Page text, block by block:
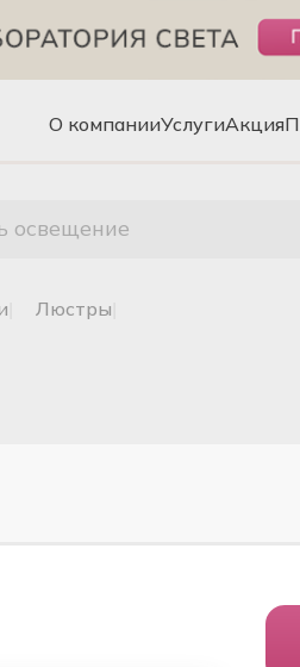
О компанииУслугиАкция
освещение
люстры